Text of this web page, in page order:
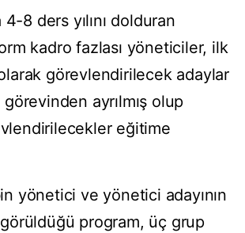
8 ders yılını dolduran
kadro fazlası yöneticiler, ilk
görevlendirilecek adaylar
ayrılmış olup
eğitime
yönetici ve yönetici adayının
program, üç grup